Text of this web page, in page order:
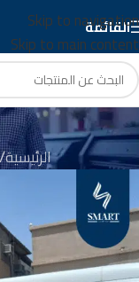
Skip to navigation
Skip to main content
القائمة
الرئيسية